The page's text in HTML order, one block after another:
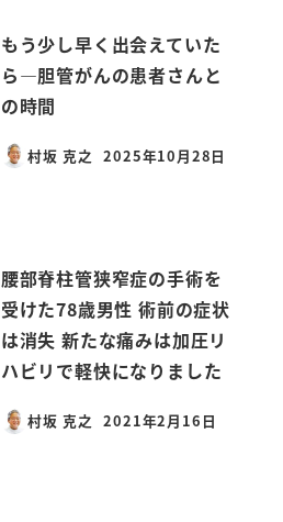
もう少し早く出会えていた
ら―胆管がんの患者さんと
の時間
村坂 克之
投稿日
2025年10月28日
腰部脊柱管狭窄症の手術を
受けた78歳男性 術前の症状
は消失 新たな痛みは加圧リ
ハビリで軽快になりました
村坂 克之
投稿日
2021年2月16日